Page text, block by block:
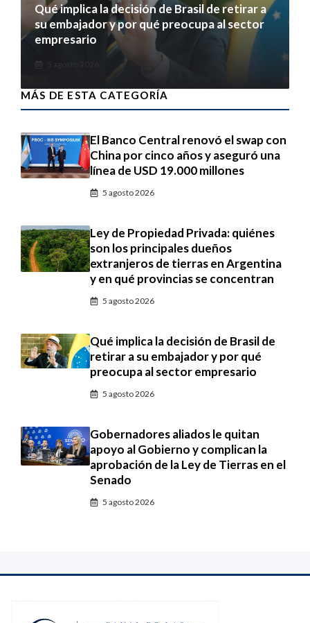
Qué implica la decisión de Brasil de retirar a
su embajador y por qué preocupa al sector
empresario
5 agosto 2026
MÁS DE ESTA CATEGORÍA
El Banco Central renovó el swap con
China por cinco años y aseguró una
línea de USD 19.000 millones
5 agosto 2026
Ley de Propiedad Privada: quiénes
son los principales dueños
extranjeros de tierras en Argentina
y en qué provincias se concentran
5 agosto 2026
Qué implica la decisión de Brasil de
retirar a su embajador y por qué
preocupa al sector empresario
5 agosto 2026
Gobernadores aliados le quitan
apoyo al Gobierno y complican la
aprobación de la Ley de Tierras en el
Senado
5 agosto 2026